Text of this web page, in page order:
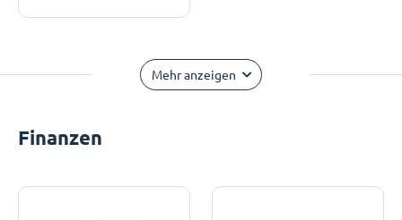
Mehr anzeigen
Finanzen